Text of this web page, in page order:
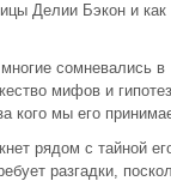
Делии Бэкон и
сомневались в
мифов и
кого мы его
рядом с тайной
разгадки,